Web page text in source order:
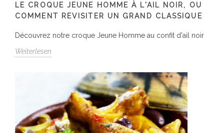
LE CROQUE JEUNE HOMME À L'AIL NOIR, OU
COMMENT REVISITER UN GRAND CLASSIQUE
Découvrez notre croque Jeune Homme au confit d'ail noir
Weiterlesen